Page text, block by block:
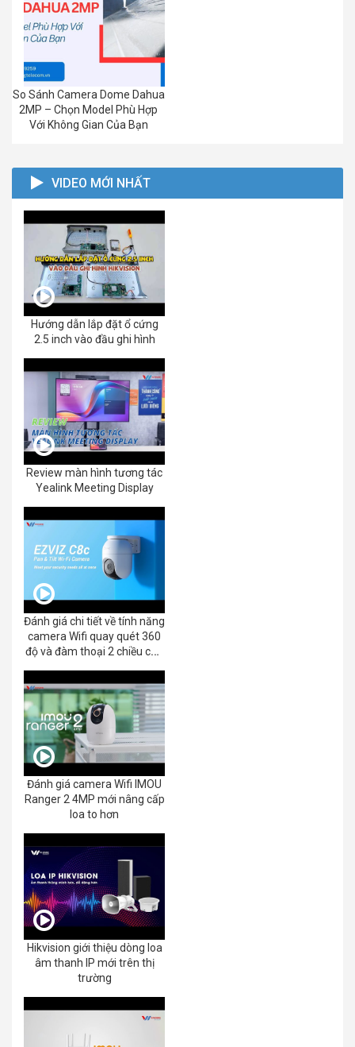
So Sánh Camera Dome Dahua
2MP – Chọn Model Phù Hợp
Với Không Gian Của Bạn
VIDEO MỚI NHẤT
Hướng dẫn lắp đặt ổ cứng
2.5 inch vào đầu ghi hình
Review màn hình tương tác
Yealink Meeting Display
Đánh giá chi tiết về tính năng
camera Wifi quay quét 360
độ và đàm thoại 2 chiều của
Đánh giá camera Wifi IMOU
Ranger 2 4MP mới nâng cấp
loa to hơn
Hikvision giới thiệu dòng loa
âm thanh IP mới trên thị
trường